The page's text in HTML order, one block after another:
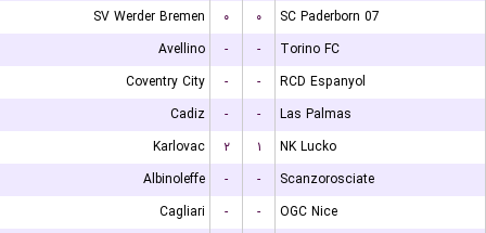
SV Werder Bremen
۰ ۰
SC Paderborn 07
Avellino
- -
Torino FC
Coventry City
- -
RCD Espanyol
Cadiz
- -
Las Palmas
Karlovac
۲ ۱
NK Lucko
Albinoleffe
- -
Scanzorosciate
Cagliari
- -
OGC Nice